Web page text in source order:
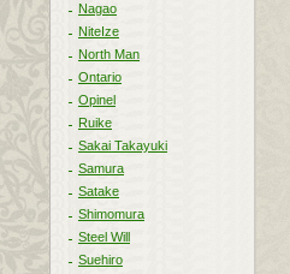
Nagao
NiteIze
North Man
Ontario
Opinel
Ruike
Sakai Takayuki
Samura
Satake
Shimomura
Steel Will
Suehiro